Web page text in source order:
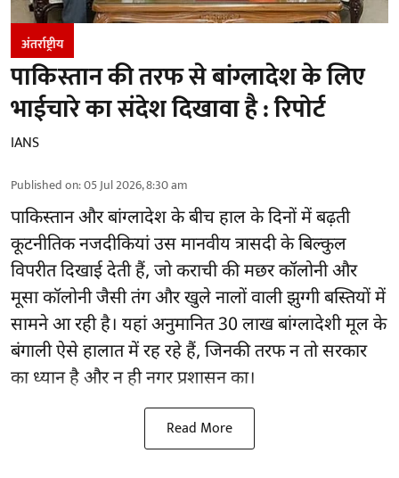
अंतर्राष्ट्रीय
पाकिस्तान की तरफ से बांग्लादेश के लिए
भाईचारे का संदेश दिखावा है : रिपोर्ट
IANS
Published on:05 Jul 2026, 8:30 am
पाकिस्तान और बांग्लादेश के बीच हाल के दिनों में बढ़ती
कूटनीतिक नजदीकियां उस मानवीय त्रासदी के बिल्कुल
विपरीत दिखाई देती हैं, जो कराची की मछर कॉलोनी और
मूसा कॉलोनी जैसी तंग और खुले नालों वाली झुग्गी बस्तियों में
सामने आ रही है। यहां अनुमानित 30 लाख बांग्लादेशी मूल के
बंगाली ऐसे हालात में रह रहे हैं, जिनकी तरफ न तो सरकार
का ध्यान है और न ही नगर प्रशासन का।
Read More